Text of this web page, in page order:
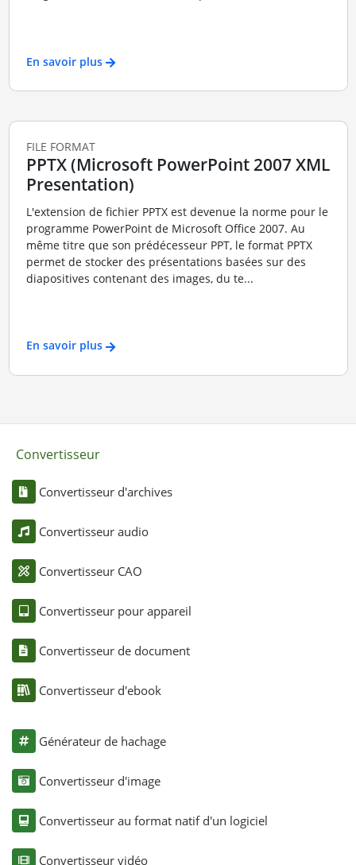
En savoir plus
FILE FORMAT
PPTX (Microsoft PowerPoint 2007 XML
Presentation)
L'extension de fichier PPTX est devenue la norme pour le
programme PowerPoint de Microsoft Office 2007. Au
même titre que son prédécesseur PPT, le format PPTX
permet de stocker des présentations basées sur des
diapositives contenant des images, du te...
En savoir plus
Convertisseur
Convertisseur d'archives
Convertisseur audio
Convertisseur CAO
Convertisseur pour appareil
Convertisseur de document
Convertisseur d'ebook
Générateur de hachage
Convertisseur d'image
Convertisseur au format natif d'un logiciel
Convertisseur vidéo